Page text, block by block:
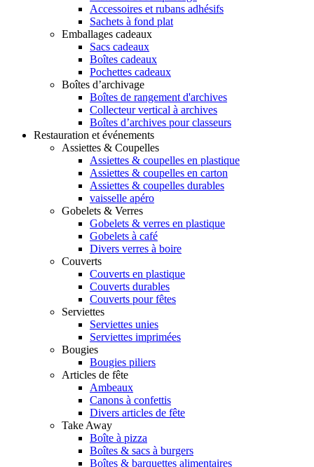
Accessoires et rubans adhésifs
Sachets à fond plat
Emballages cadeaux
Sacs cadeaux
Boîtes cadeaux
Pochettes cadeaux
Boîtes d’archivage
Boîtes de rangement d'archives
Collecteur vertical à archives
Boîtes d’archives pour classeurs
Restauration et événements
Assiettes & Coupelles
Assiettes & coupelles en plastique
Assiettes & coupelles en carton
Assiettes & coupelles durables
vaisselle apéro
Gobelets & Verres
Gobelets & verres en plastique
Gobelets à café
Divers verres à boire
Couverts
Couverts en plastique
Couverts durables
Couverts pour fêtes
Serviettes
Serviettes unies
Serviettes imprimées
Bougies
Bougies piliers
Articles de fête
Ambeaux
Canons à confettis
Divers articles de fête
Take Away
Boîte à pizza
Boîtes & sacs à burgers
Boîtes & barquettes alimentaires